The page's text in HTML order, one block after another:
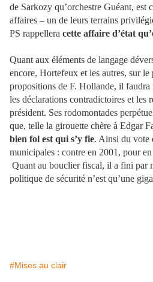
de Sarkozy qu’orchestre Guéant, est
affaires – un de leurs terrains
PS rappellera cette affaire d’état
Quant aux éléments de langage
encore, Hortefeux et les autres, sur le
propositions de F. Hollande, il faudra
les déclarations contradictoires et les
président. Ses rodomontades
que, telle la girouette chère à Edgar
bien fol est qui s’y fie. Ainsi du vote
municipales : contre en 2001, pour
Quant au bouclier fiscal, il a fini par
politique de sécurité n’est qu’une
#Mises au clair